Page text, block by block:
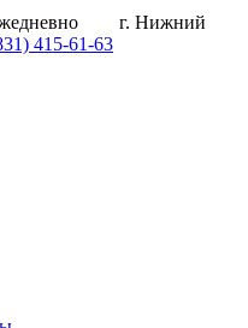
г. Нижний
415-61-63